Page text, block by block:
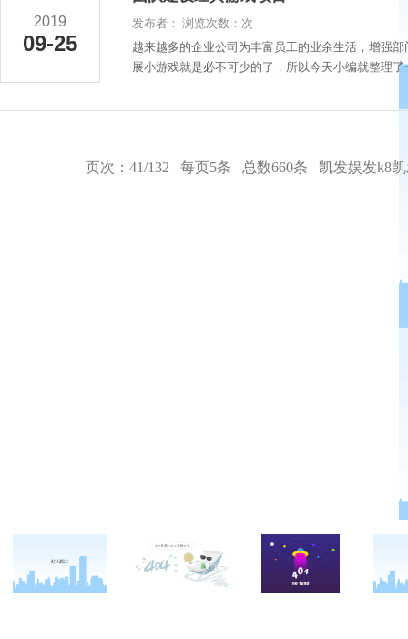
2019
09-25
发布者： 浏览次数：次
越来越多的企业公司为丰富员工的业余生活，增强
展小游戏就是必不可少的了，所以今天小编就整理
页次：41/132 每页5条 总数660条 凯发娱发k8